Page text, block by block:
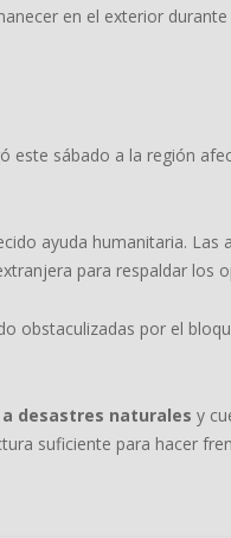
en el exterior
este sábado a la región
ayuda humanitaria.
para respaldar los
obstaculizadas por el
desastres naturales y
suficiente para hacer